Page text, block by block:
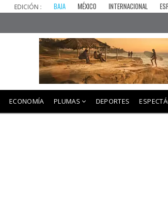
EDICIÓN : BAJA MÉXICO INTERNACIONAL
ECONOMÍA PLUMAS DEPORTES